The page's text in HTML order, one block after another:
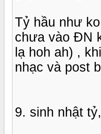
Tỷ hầu như
chưa vào ĐN
lạ hoh ah) ,
nhạc và post
9. sinh nhật